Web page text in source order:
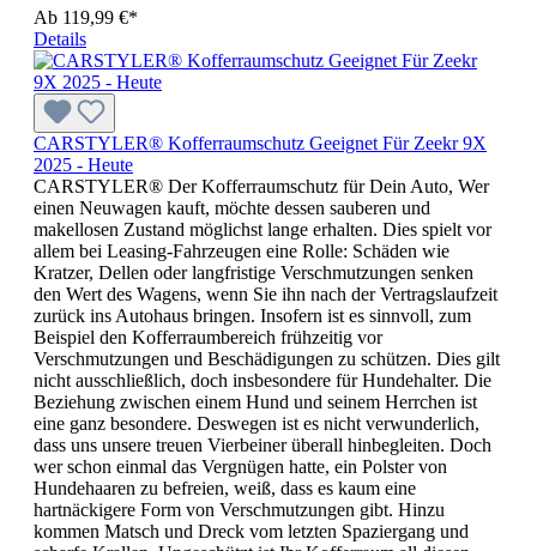
Ab 119,99 €*
Details
CARSTYLER® Kofferraumschutz Geeignet Für Zeekr 9X
2025 - Heute
CARSTYLER® Der Kofferraumschutz für Dein Auto, Wer
einen Neuwagen kauft, möchte dessen sauberen und
makellosen Zustand möglichst lange erhalten. Dies spielt vor
allem bei Leasing-Fahrzeugen eine Rolle: Schäden wie
Kratzer, Dellen oder langfristige Verschmutzungen senken
den Wert des Wagens, wenn Sie ihn nach der Vertragslaufzeit
zurück ins Autohaus bringen. Insofern ist es sinnvoll, zum
Beispiel den Kofferraumbereich frühzeitig vor
Verschmutzungen und Beschädigungen zu schützen. Dies gilt
nicht ausschließlich, doch insbesondere für Hundehalter. Die
Beziehung zwischen einem Hund und seinem Herrchen ist
eine ganz besondere. Deswegen ist es nicht verwunderlich,
dass uns unsere treuen Vierbeiner überall hinbegleiten. Doch
wer schon einmal das Vergnügen hatte, ein Polster von
Hundehaaren zu befreien, weiß, dass es kaum eine
hartnäckigere Form von Verschmutzungen gibt. Hinzu
kommen Matsch und Dreck vom letzten Spaziergang und